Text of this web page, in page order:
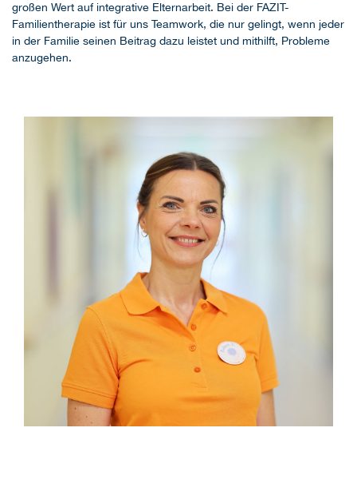
großen Wert auf integrative Elternarbeit. Bei der FAZIT-
Familientherapie ist für uns Teamwork, die nur gelingt, wenn jeder
in der Familie seinen Beitrag dazu leistet und mithilft, Probleme
anzugehen.